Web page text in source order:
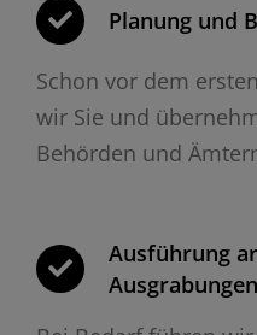
Planung und
Schon vor dem
wir Sie und
Behörden und
Ausführung
Ausgrabungen